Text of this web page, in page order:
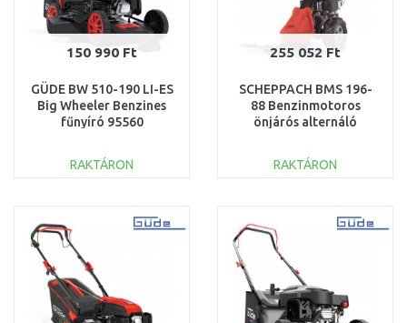
150 990 Ft
GÜDE BW 510-190 LI-ES
Big Wheeler Benzines
fűnyíró 95560
RAKTÁRON
Összehasonlítás
255 052 Ft
SCHEPPACH BMS 196-
88 Benzinmotoros
önjárós alternáló
RAKTÁRON
Összehasonlítás